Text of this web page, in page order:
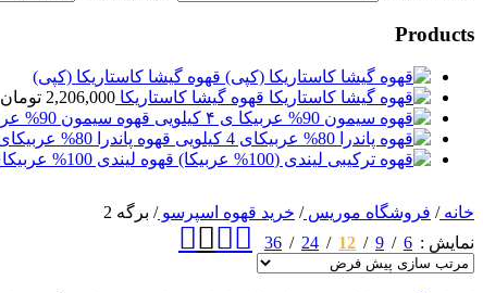
Products
قهوه گیشا کاستاریکا (کپی)
قهوه گیشا کاستاریکا 2,206,000 تومان
قهوه سیمون 90% عربیکا ی ۴ کیلویی
قهوه پاندرا 80% عربیکای 4 کیلویی
قهوه لیندی 100% عربیکای 4 کیلویی
خانه/ فروشگاه موریس/ خرید قهوه اسپرسو/ برگه 2
نمایش
6
9
12
24
36